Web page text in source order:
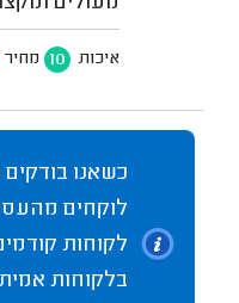
איכות 10 מחיר
כשאנו
לוקחים
לקוחות
בלקוחות